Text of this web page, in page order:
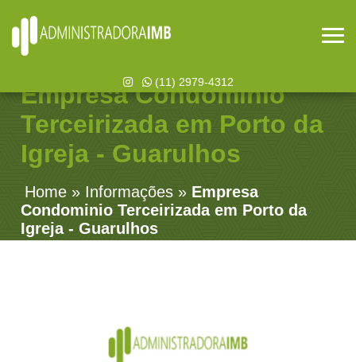
(11) 2979-4312
Empresa Condominio
Terceirizada em Porto da
Igreja - Guarulhos
Home » Informações » Empresa
Condominio Terceirizada em Porto da
Igreja - Guarulhos